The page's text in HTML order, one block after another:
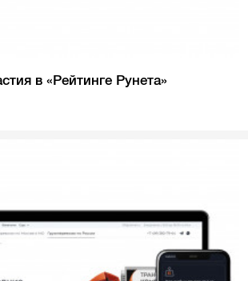
в «Рейтинге Рунета»